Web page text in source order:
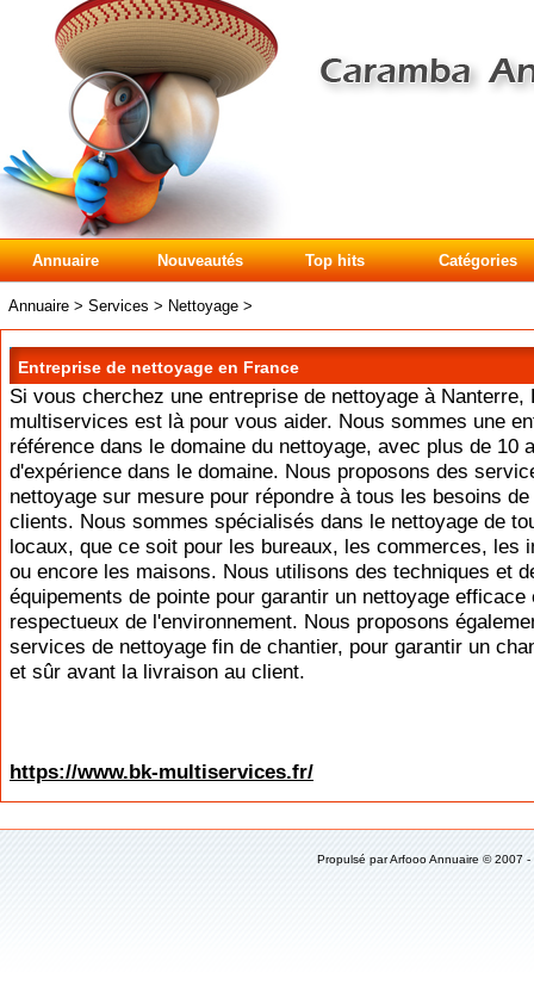
Annuaire Nouveautés Top hits Catégories
Annuaire > Services > Nettoyage >
Entreprise de nettoyage en France
Si vous cherchez une entreprise de nettoyage à Nanterre,
multiservices est là pour vous aider. Nous sommes une
référence dans le domaine du nettoyage, avec plus de 10
d'expérience dans le domaine. Nous proposons des
nettoyage sur mesure pour répondre à tous les besoins de
clients. Nous sommes spécialisés dans le nettoyage de
locaux, que ce soit pour les bureaux, les commerces, les
ou encore les maisons. Nous utilisons des techniques et
équipements de pointe pour garantir un nettoyage efficace
respectueux de l'environnement. Nous proposons
services de nettoyage fin de chantier, pour garantir un
et sûr avant la livraison au client.
https://www.bk-multiservices.fr/
Propulsé parArfooo Annuaire © 2007